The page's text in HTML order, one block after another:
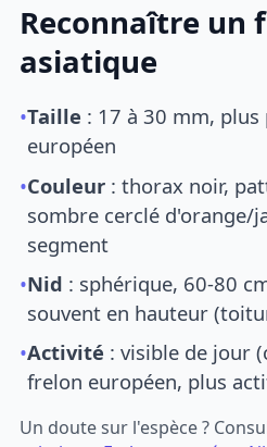
Reconnaître un
asiatique
•Taille : 17 à 30 mm,
européen
•Couleur : thorax noir,
sombre cerclé d'orange/
segment
•Nid : sphérique, 60-80
souvent en hauteur
•Activité : visible de jour
frelon européen, plus
Un doute sur l'espèce ?